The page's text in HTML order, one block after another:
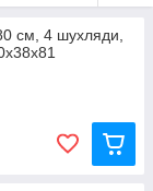
см, 4 шухляди,